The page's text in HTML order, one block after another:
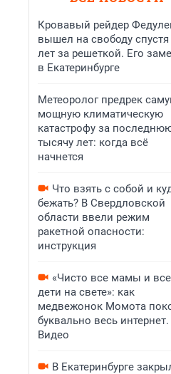
Кровавый рейдер
вышел на свободу спустя
лет за решеткой. Его
в Екатеринбурге
Метеоролог предрек
мощную климатическую
катастрофу за
тысячу лет: когда всё
начнется
Что взять с собой и
бежать? В Свердловской
области ввели режим
ракетной опасности:
инструкция
«Чисто все мамы и все
дети на свете»: как
медвежонок Момота
буквально весь интернет.
Видео
В Екатеринбурге